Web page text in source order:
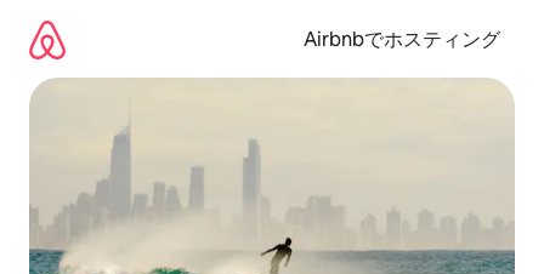
Airbnbでホスティング